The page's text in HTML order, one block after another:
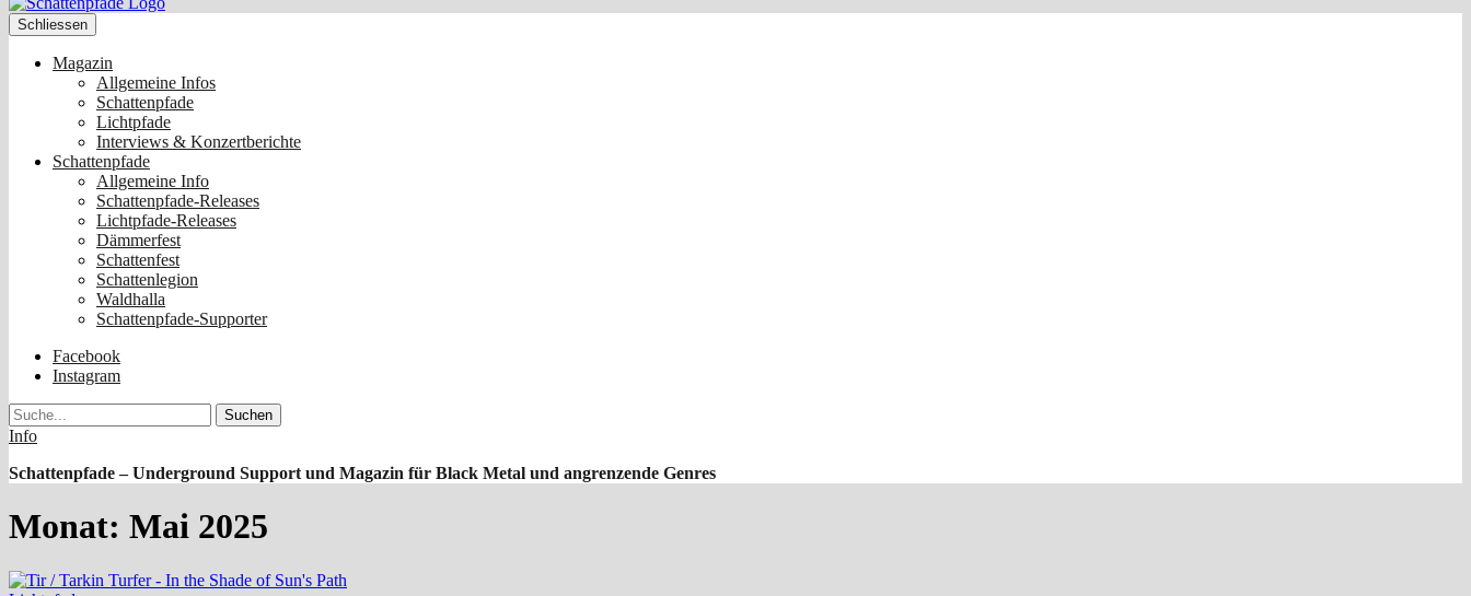
Schliessen
Magazin
Allgemeine Infos
Schattenpfade
Lichtpfade
Interviews & Konzertberichte
Schattenpfade
Allgemeine Info
Schattenpfade-Releases
Lichtpfade-Releases
Dämmerfest
Schattenfest
Schattenlegion
Waldhalla
Schattenpfade-Supporter
Facebook
Instagram
Suche
Info
Schattenpfade – Underground Support und Magazin für Black Metal und angrenzende Genres
Monat: Mai 2025